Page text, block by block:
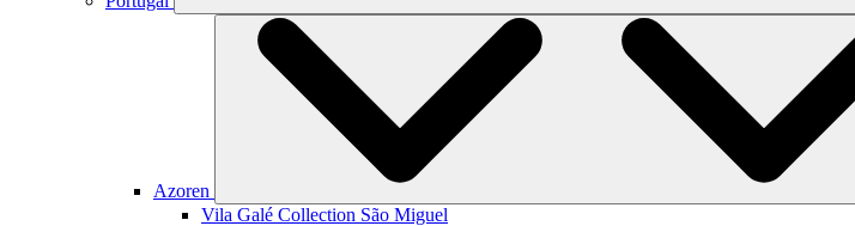
Azoren
Vila Galé Collection São Miguel